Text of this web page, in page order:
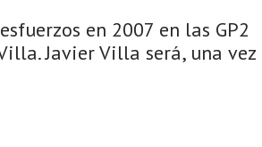
en 2007 en las GP2
Javier Villa será, una vez